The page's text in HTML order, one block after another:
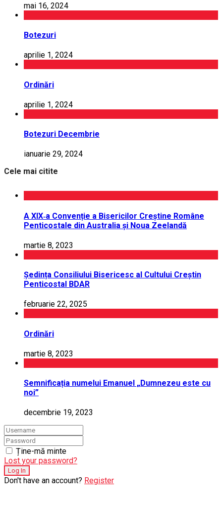
mai 16, 2024
Botezuri
aprilie 1, 2024
Ordinări
aprilie 1, 2024
Botezuri Decembrie
ianuarie 29, 2024
Cele mai citite
A XIX‑a Convenție a Bisericilor Creștine Române
Penticostale din Australia și Noua Zeelandă
martie 8, 2023
Ședința Consiliului Bisericesc al Cultului Creștin
Penticostal BDAR
februarie 22, 2025
Ordinări
martie 8, 2023
Semnificația numelui Emanuel „Dumnezeu este cu
noi”
decembrie 19, 2023
Ține-mă minte
Lost your password?
Don't have an account? Register